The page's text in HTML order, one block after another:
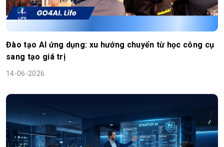
Đào tạo AI ứng dụng: xu hướng chuyển từ học công cụ
sang tạo giá trị
14-06-2026